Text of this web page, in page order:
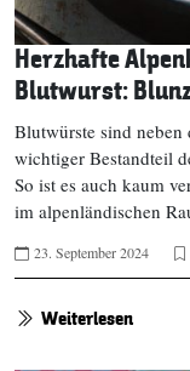
Herzhafte
Blutwurst:
Blutwürste sind
wichtiger Bestandteil
So ist es auch kaum
im alpenländischen
23. September 2024
Weiterlesen